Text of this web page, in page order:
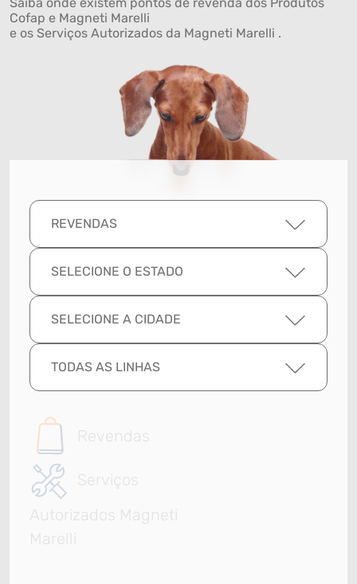
Saiba onde existem pontos de revenda dos Produtos
Cofap e Magneti Marelli
e os Serviços Autorizados da Magneti Marelli .
REVENDAS
SELECIONE O ESTADO
SELECIONE A CIDADE
TODAS AS LINHAS
Revendas
Serviços
Autorizados Magneti
Marelli